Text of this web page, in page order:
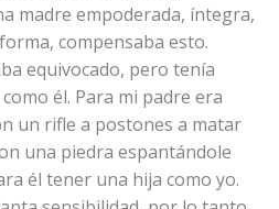
madre empoderada, íntegra,
compensaba esto.
equivocado, pero tenía
él. Para mi padre era
un rifle a postones a matar
una piedra espantándole
él tener una hija como yo.